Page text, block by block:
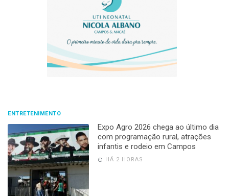
ENTRETENIMENTO
Expo Agro 2026 chega ao último dia
com programação rural, atrações
infantis e rodeio em Campos
HÁ 2 HORAS